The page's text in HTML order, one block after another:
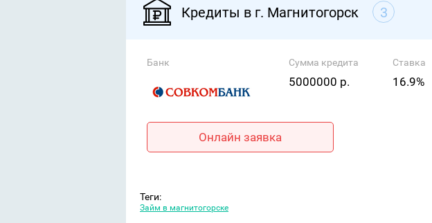
Кредиты в г. Магнитогорск 3
Банк Сумма кредита
5000000 р.
Ставка
16.9%
Онлайн заявка
Теги:
Займ в магнитогорске